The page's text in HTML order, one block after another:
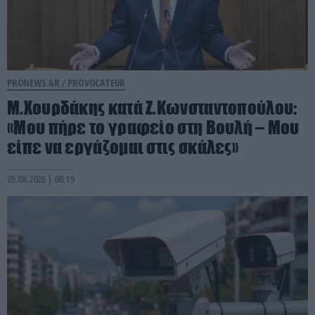
PRONEWS.GR / PROVOCATEUR
Μ.Χουρδάκης κατά Ζ.Κωνσταντοπούλου:
«Μου πήρε το γραφείο στη Βουλή – Μου
είπε να εργάζομαι στις σκάλες»
05.08.2026 | 08:19